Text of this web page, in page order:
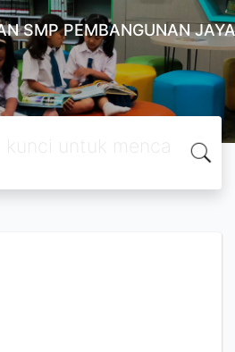
SMP PEMBANGUNAN